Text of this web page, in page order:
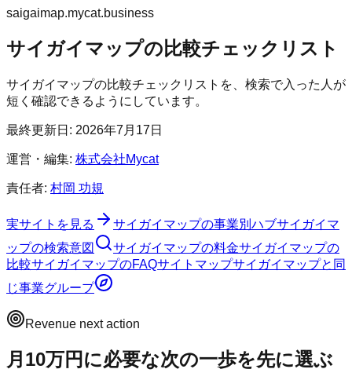
saigaimap.mycat.business
サイガイマップの 比較チェックリスト
サイガイマップの比較チェックリストを、検索で入った人が
短く確認できるようにしています。
最終更新日: 2026年7月17日
運営・編集: 株式会社Mycat
責任者: 村岡 功規
実サイトを見る サイガイマップの事業別ハブサイガイマ
ップの検索意図 サイガイマップの料金サイガイマップの
比較サイガイマップのFAQサイトマップサイガイマップと同
じ事業グループ
Revenue next action
月10万円に必要な次の一歩を先に選ぶ